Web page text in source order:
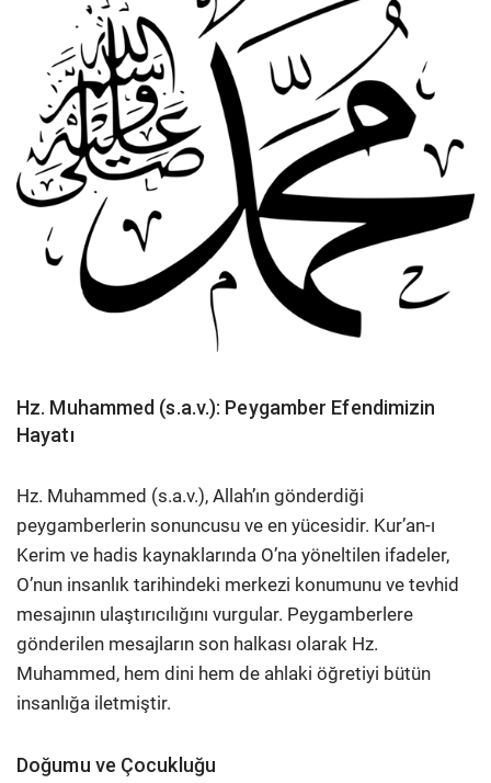
Hz. Muhammed (s.a.v.): Peygamber Efendimizin
Hayatı
Hz. Muhammed (s.a.v.), Allah’ın gönderdiği
peygamberlerin sonuncusu ve en yücesidir. Kur’an-ı
Kerim ve hadis kaynaklarında O’na yöneltilen ifadeler,
O’nun insanlık tarihindeki merkezi konumunu ve tevhid
mesajının ulaştırıcılığını vurgular. Peygamberlere
gönderilen mesajların son halkası olarak Hz.
Muhammed, hem dini hem de ahlaki öğretiyi bütün
insanlığa iletmiştir.
Doğumu ve Çocukluğu